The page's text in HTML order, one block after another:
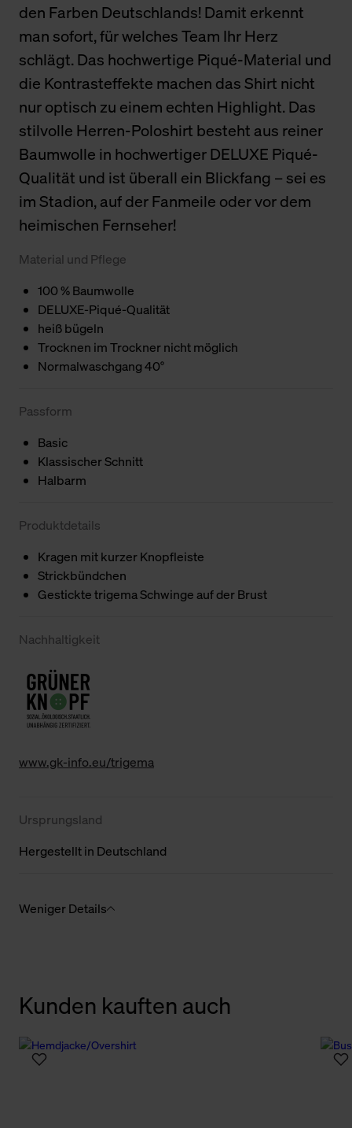
den Farben Deutschlands! Damit erkennt
man sofort, für welches Team Ihr Herz
schlägt. Das hochwertige Piqué-Material und
die Kontrasteffekte machen das Shirt nicht
nur optisch zu einem echten Highlight. Das
stilvolle Herren-Poloshirt besteht aus reiner
Baumwolle in hochwertiger DELUXE Piqué-
Qualität und ist überall ein Blickfang – sei es
im Stadion, auf der Fanmeile oder vor dem
heimischen Fernseher!
Material und Pflege
100 % Baumwolle
DELUXE-Piqué-Qualität
heiß bügeln
Trocknen im Trockner nicht möglich
Normalwaschgang 40°
Passform
Basic
Klassischer Schnitt
Halbarm
Produktdetails
Kragen mit kurzer Knopfleiste
Strickbündchen
Gestickte trigema Schwinge auf der Brust
Nachhaltigkeit
www.gk-info.eu/trigema
Ursprungsland
Hergestellt in Deutschland
Weniger Details
Kunden kauften auch